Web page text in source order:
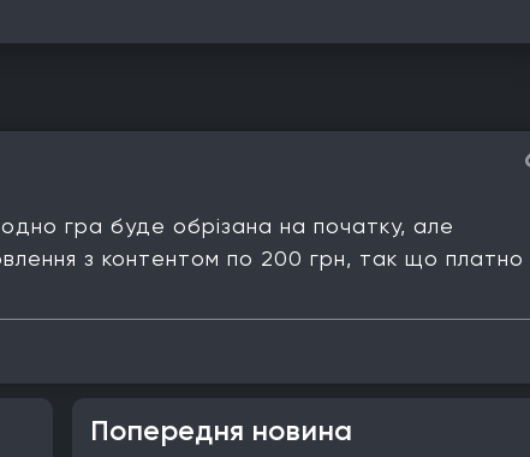
гра буде обрізана на початку, але
з контентом по 200 грн, так що платно
Попередня новина